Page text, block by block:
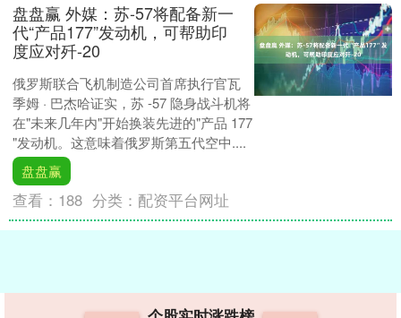
盘盘赢 外媒：苏-57将配备新一
代“产品177”发动机，可帮助印
度应对歼-20
俄罗斯联合飞机制造公司首席执行官瓦
季姆 · 巴杰哈证实，苏 -57 隐身战斗机将
在"未来几年内"开始换装先进的"产品 177
"发动机。这意味着俄罗斯第五代空中....
盘盘赢
查看： 188 分类： 配资平台网址